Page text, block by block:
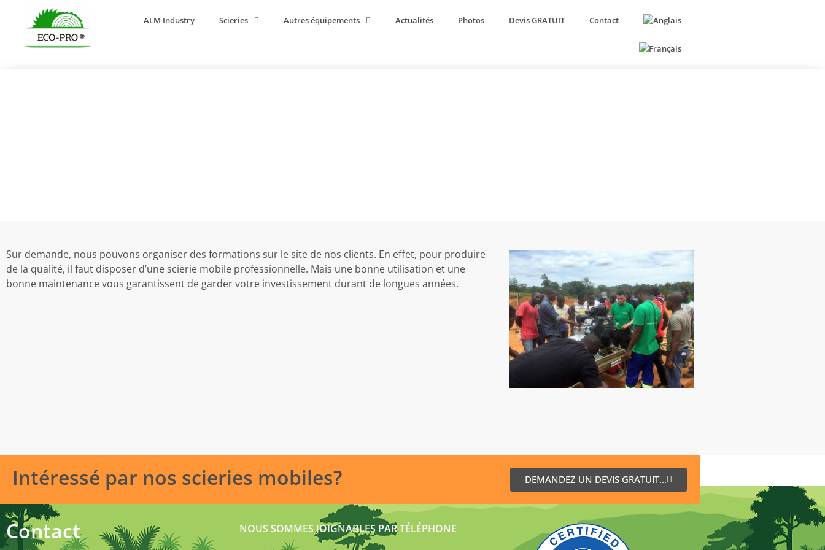
ALM Industry Scieries Autres équipements Actualités Photos Devis GRATUIT Contact
Sur demande, nous pouvons organiser des formations sur le site de nos clients. En effet, pour produire
de la qualité, il faut disposer d’une scierie mobile professionnelle. Mais une bonne utilisation et une
bonne maintenance vous garantissent de garder votre investissement durant de longues années.
Intéressé par nos scieries mobiles? DEMANDEZ UN DEVIS GRATUIT...
Contact NOUS SOMMES JOIGNABLES PAR TÉLÉPHONE